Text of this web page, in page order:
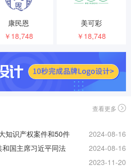
康民恩
￥18,748
美可彩
￥18,748
查看更多
知识产权案件和50件
2024-08-16
国主席习近平同法
双方达成的联合声
2024-08-16
2023-11-20